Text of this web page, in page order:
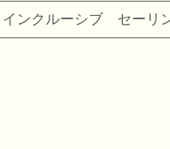
インクルーシブ セーリ